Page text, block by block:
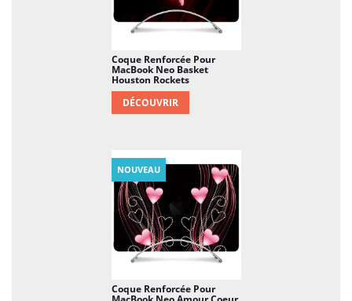
Coque Renforcée Pour
MacBook Neo Basket
Houston Rockets
DÉCOUVRIR
Coque Renforcée Pour
NOUVEAU